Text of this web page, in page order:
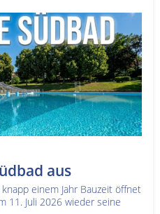
aus
einem Jahr Bauzeit öffnet
11. Juli 2026 wieder seine